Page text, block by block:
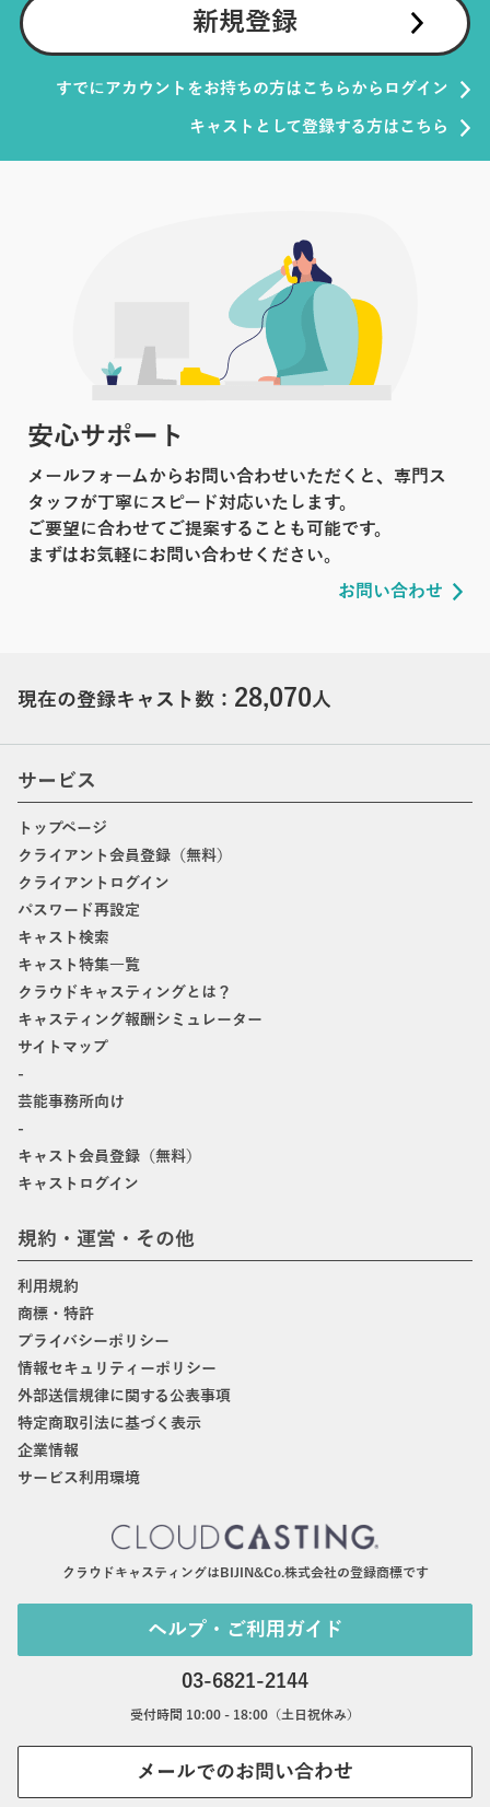
新規登録
すでにアカウントをお持ちの方はこちらからログイン
キャストとして登録する方はこちら
安心サポート
メールフォームからお問い合わせいただくと、専門ス
タッフが丁寧にスピード対応いたします。
ご要望に合わせてご提案することも可能です。
まずはお気軽にお問い合わせください。
お問い合わせ
現在の登録キャスト数： 28,070人
サービス
トップページ
クライアント会員登録（無料）
クライアントログイン
パスワード再設定
キャスト検索
キャスト特集一覧
クラウドキャスティングとは？
キャスティング報酬シミュレーター
サイトマップ
-
芸能事務所向け
-
キャスト会員登録（無料）
キャストログイン
規約・運営・その他
利用規約
商標・特許
プライバシーポリシー
情報セキュリティーポリシー
外部送信規律に関する公表事項
特定商取引法に基づく表示
企業情報
サービス利用環境
クラウドキャスティングはBIJIN&Co.株式会社の登録商標です
ヘルプ・ご利用ガイド
03-6821-2144
受付時間 10:00 - 18:00（土日祝休み）
メールでのお問い合わせ